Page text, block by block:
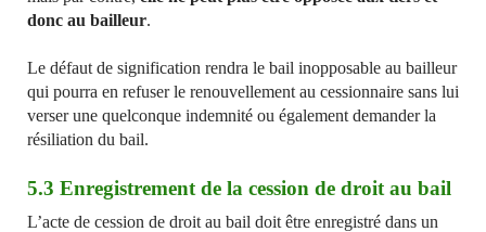
donc au bailleur.
Le défaut de signification rendra le bail inopposable au bailleur
qui pourra en refuser le renouvellement au cessionnaire sans lui
verser une quelconque indemnité ou également demander la
résiliation du bail.
5.3 Enregistrement de la cession de droit au bail
L’acte de cession de droit au bail doit être enregistré dans un